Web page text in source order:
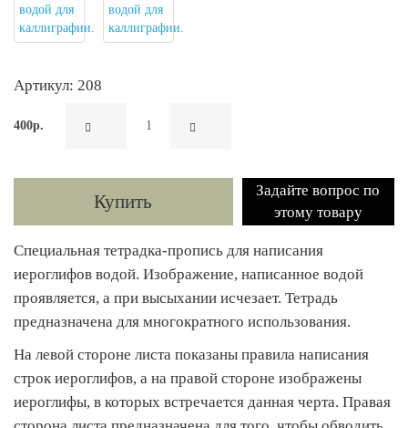
Артикул: 208
400р.
Купить
Задайте вопрос по
этому товару
Специальная тетрадка-пропись для написания
иероглифов водой. Изображение, написанное водой
проявляется, а при высыхании исчезает. Тетрадь
предназначена для многократного использования.
На левой стороне листа показаны правила написания
строк иероглифов, а на правой стороне изображены
иероглифы, в которых встречается данная черта. Правая